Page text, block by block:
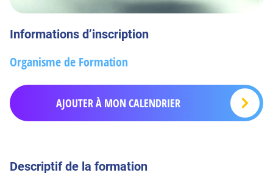
Informations d’inscription
Organisme de Formation
AJOUTER À MON CALENDRIER
Descriptif de la formation